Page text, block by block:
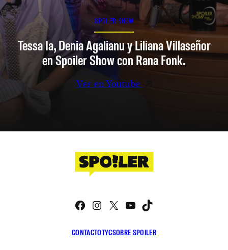
SPOILER SHOW
Tessa Ia, Denia Agalianu y Liliana Villaseñor
en Spoiler Show con Rana Fonk.
Ver en Youtube
CONTACTOTYCSOBRE SPOILER
Facebook
Instagram
X YouTube